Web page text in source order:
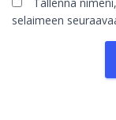
selaimeen